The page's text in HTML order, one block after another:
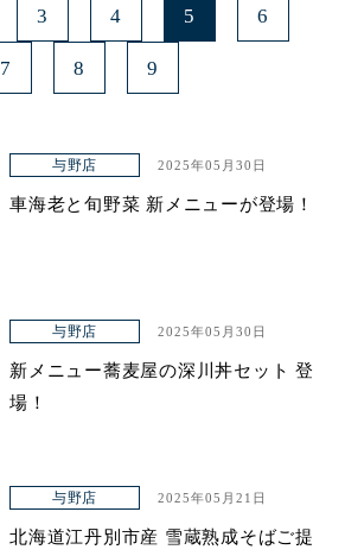
3 4 5 6
7 8 9
与野店 2025年05月30日
車海老と旬野菜 新メニューが登場！
与野店 2025年05月30日
新メニュー蕎麦屋の深川丼セット 登
場！
与野店 2025年05月21日
北海道江丹別市産 雪蔵熟成そばご提